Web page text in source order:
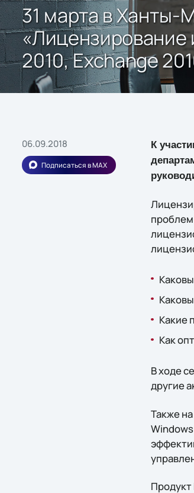
31 марта в
«Лицензирование
2010, Exchange
06.09.2018
Подписаться в MAX
К
Какие
Как
В ходе
другие
Также